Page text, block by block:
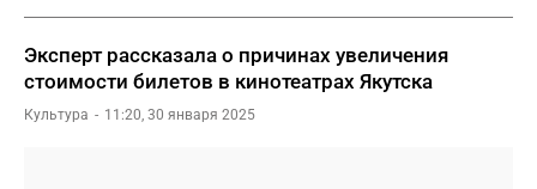
Эксперт рассказала о причинах увеличения
стоимости билетов в кинотеатрах Якутска
Культура 11:20, 30 января 2025